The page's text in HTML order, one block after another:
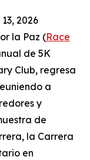
2026
la Paz (Race
de 5K
Club, regresa
a
y
de
la Carrera
en